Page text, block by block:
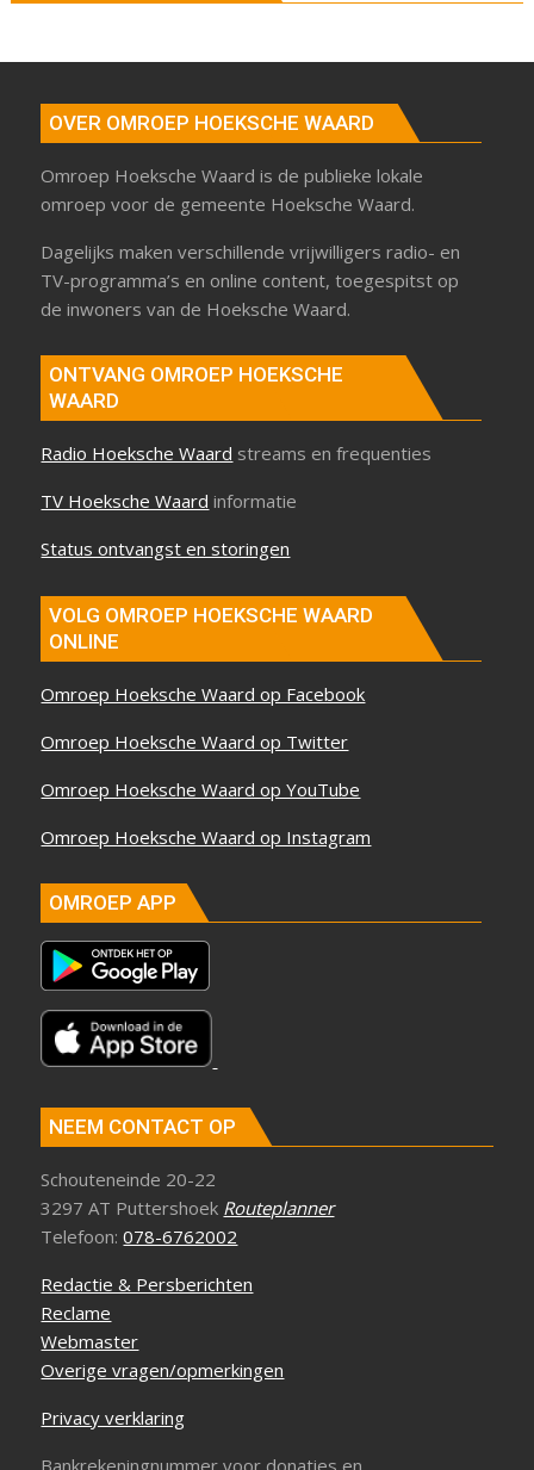
OVER OMROEP HOEKSCHE WAARD
Omroep Hoeksche Waard is de publieke lokale
omroep voor de gemeente Hoeksche Waard.
Dagelijks maken verschillende vrijwilligers radio- en
TV-programma’s en online content, toegespitst op
de inwoners van de Hoeksche Waard.
ONTVANG OMROEP HOEKSCHE
WAARD
Radio Hoeksche Waard streams en frequenties
TV Hoeksche Waard informatie
Status ontvangst en storingen
VOLG OMROEP HOEKSCHE WAARD
ONLINE
Omroep Hoeksche Waard op Facebook
Omroep Hoeksche Waard op Twitter
Omroep Hoeksche Waard op YouTube
Omroep Hoeksche Waard op Instagram
OMROEP APP
NEEM CONTACT OP
Schouteneinde 20-22
3297 AT Puttershoek Routeplanner
Telefoon:078-6762002
Redactie & Persberichten
Reclame
Webmaster
Overige vragen/opmerkingen
Privacy verklaring
Bankrekeningnummer voor donaties en